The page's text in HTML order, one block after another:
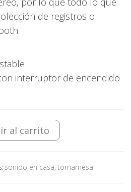
de registros o
interruptor de encendido
al carrito
sonido en casa, tornamesa